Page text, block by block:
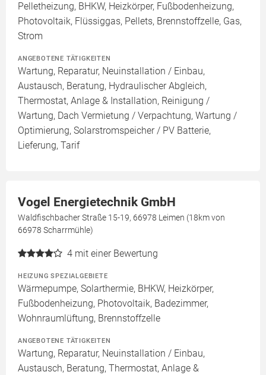
Pelletheizung, BHKW, Heizkörper, Fußbodenheizung,
Photovoltaik, Flüssiggas, Pellets, Brennstoffzelle, Gas,
Strom
ANGEBOTENE TÄTIGKEITEN
Wartung, Reparatur, Neuinstallation / Einbau,
Austausch, Beratung, Hydraulischer Abgleich,
Thermostat, Anlage & Installation, Reinigung /
Wartung, Dach Vermietung / Verpachtung, Wartung /
Optimierung, Solarstromspeicher / PV Batterie,
Lieferung, Tarif
Vogel Energietechnik GmbH
Waldfischbacher Straße 15-19, 66978 Leimen (18km von
66978 Scharrmühle)
4 mit einer Bewertung
HEIZUNG SPEZIALGEBIETE
Wärmepumpe, Solarthermie, BHKW, Heizkörper,
Fußbodenheizung, Photovoltaik, Badezimmer,
Wohnraumlüftung, Brennstoffzelle
ANGEBOTENE TÄTIGKEITEN
Wartung, Reparatur, Neuinstallation / Einbau,
Austausch, Beratung, Thermostat, Anlage &